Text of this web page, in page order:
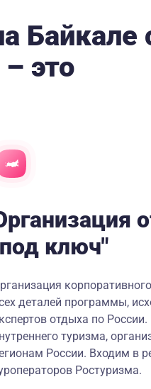
Байкале
это
ключ"
деталей программы,
отдыха по
туризма,
России. Входим в
Ростуризма.